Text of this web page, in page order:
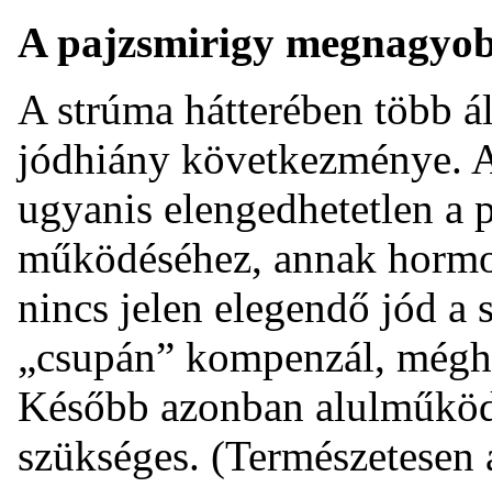
A pajzsmirigy
A strúma hátterében több
jódhiány következménye.
ugyanis elengedhetetlen a
működéséhez, annak
nincs jelen elegendő jód a
„csupán” kompenzál,
Később azonban
szükséges.